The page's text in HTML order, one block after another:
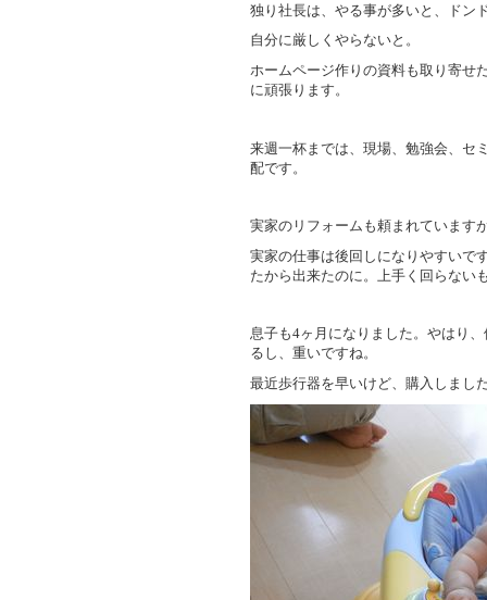
独り社長は、やる事が多いと、ドン
自分に厳しくやらないと。
ホームページ作りの資料も取り寄せ
に頑張ります。
来週一杯までは、現場、勉強会、セ
配です。
実家のリフォームも頼まれています
実家の仕事は後回しになりやすいで
たから出来たのに。上手く回らない
息子も4ヶ月になりました。やはり
るし、重いですね。
最近歩行器を早いけど、購入しまし